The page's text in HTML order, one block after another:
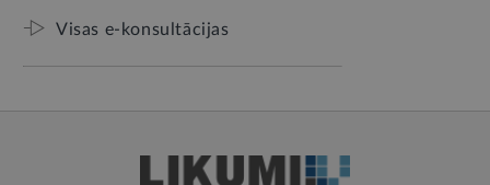
Visas e-konsultācijas